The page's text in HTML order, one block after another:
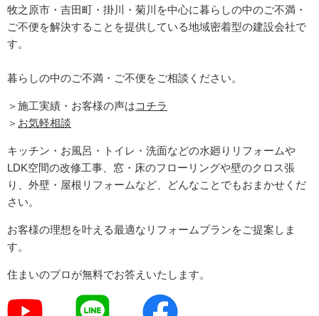
牧之原市・吉田町 ・掛川・菊川 を中心に暮らしの中のご不満・
ご不便を解決することを提供している地域密着型の建設会社で
す。
暮らしの中のご不満・ご不便をご相談ください。
＞施工実績・お客様の声はコチラ
＞ お気軽相談
キッチン・お風呂・トイレ・洗面などの水廻りリフォームや
LDK空間の改修工事、窓・床のフローリングや壁のクロス張
り、外壁・屋根リフォームなど、どんなことでもおまかせくだ
さい。
お客様の理想を叶える最適なリフォームプランをご提案しま
す。
住まいのプロが無料でお答えいたします。